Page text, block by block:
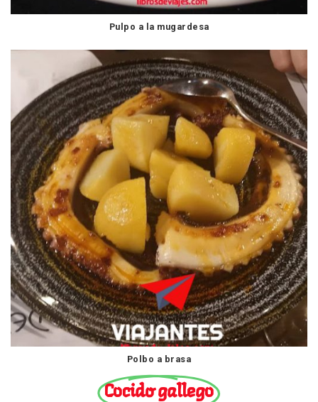
Pulpo a la mugardesa
Polbo a brasa
Cocido gallego